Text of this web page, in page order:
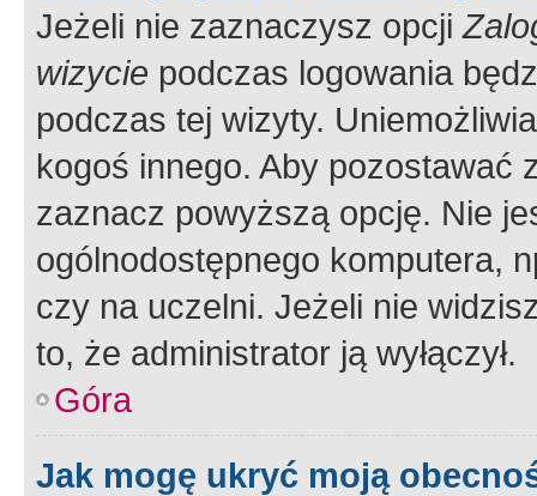
Jeżeli nie zaznaczysz opcji
wizycie podczas logowania
podczas tej wizyty.
kogoś innego. Aby pozostawać
zaznacz powyższą opcję. Nie
ogólnodostępnego komputera,
czy na uczelni. Jeżeli nie
to, że administrator ją wyłączył.
Góra
Jak mogę ukryć moją